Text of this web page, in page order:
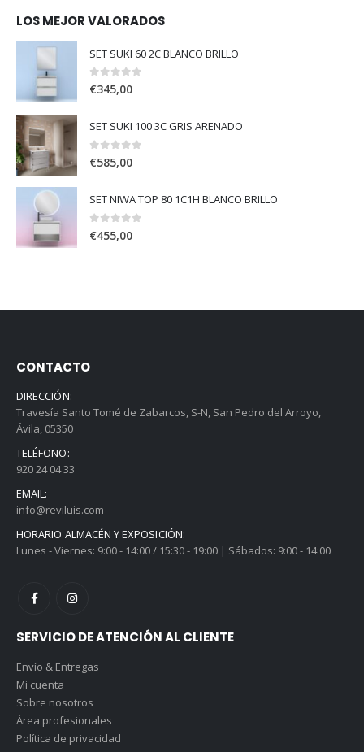
LOS MEJOR VALORADOS
SET SUKI 60 2C BLANCO BRILLO
0out of 5
€345,00
SET SUKI 100 3C GRIS ARENADO
0out of 5
€585,00
SET NIWA TOP 80 1C1H BLANCO BRILLO
0 out of 5
€455,00
CONTACTO
DIRECCIÓN:
Travesía Santo Tomé de Zabarcos, S-N, San Pedro del Arroyo,
Ávila, 05350
TELÉFONO:
920 24 04 33
EMAIL:
info@reviluis.com
HORARIO ALMACÉN Y EXPOSICIÓN:
Lunes - Viernes: 9:00 - 14:00 / 15:30 - 19:00 | Sábados: 9:00 - 14:00
SERVICIO DE ATENCIÓN AL CLIENTE
Envío & Entregas
Mi cuenta
Sobre nosotros
Área profesionales
Política de privacidad